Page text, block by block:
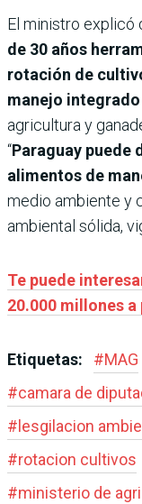
El ministro explicó
de 30 años
rotación de
manejo
agricultura y
“Paraguay puede
alimentos de
medio ambiente y
ambiental sólida,
Te puede
20.000 millones
Etiquetas: #MAG
#camara de
# lesgilacion
#rotacion cultivos
#ministerio de